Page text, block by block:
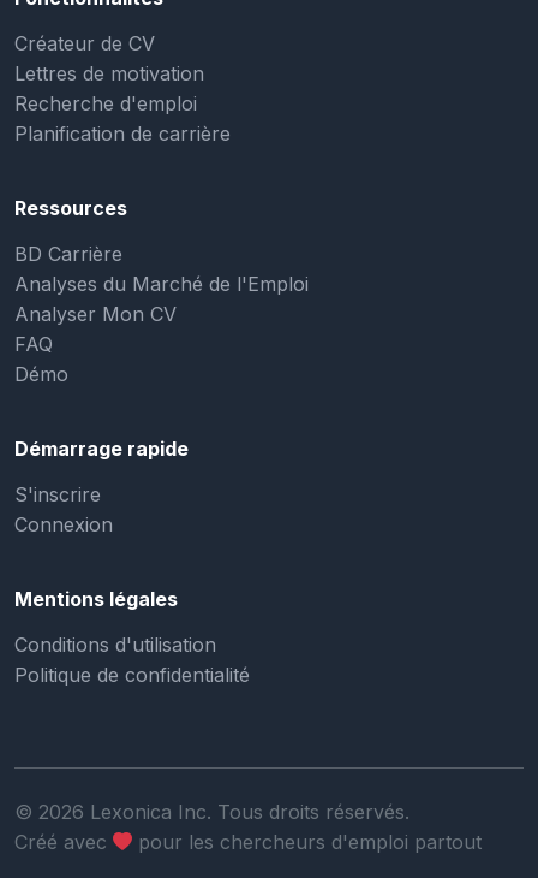
Créateur de CV
Lettres de motivation
Recherche d'emploi
Planification de carrière
Ressources
BD Carrière
Analyses du Marché de l'Emploi
Analyser Mon CV
FAQ
Démo
Démarrage rapide
S'inscrire
Connexion
Mentions légales
Conditions d'utilisation
Politique de confidentialité
© 2026 Lexonica Inc. Tous droits réservés.
Créé avec
pour les chercheurs d'emploi partout